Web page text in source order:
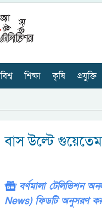
বিশ্ব শিক্ষা কৃষি প্রযুক্তি
বাস উল্টে
বর্ণমালা টেলিভিশন
News) ফিডটি অনুসরণ